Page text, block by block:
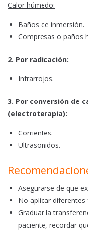
Calor húmedo:
Baños de inmersión.
Compresas o paños
2. Por radicación:
Infrarrojos.
3. Por conversión de
(electroterapia):
Corrientes.
Ultrasonidos.
Asegurarse de que
No aplicar
Graduar la
paciente, recordar